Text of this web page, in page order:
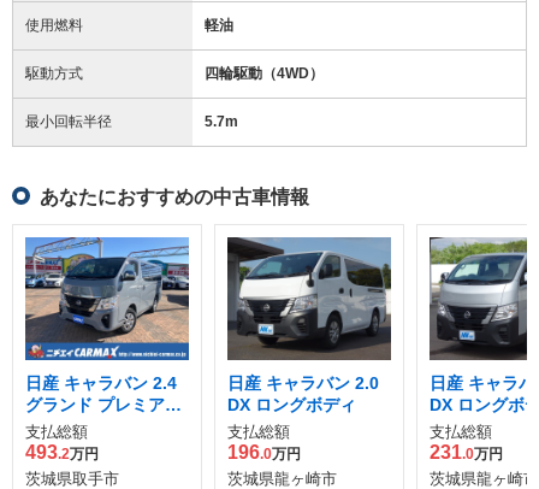
使用燃料 軽油
駆動方式 四輪駆動（4WD）
最小回転半径 5.7m
あなたにおすすめの中古車情報
日産 キャラバン 2.4
グランド プレミアム
GX ロングボディ デ
ィーゼルターボ 4WD
支払総額
493.2万円
茨城県取手市
日産 キャラバン 2.0
DX ロングボディ
支払総額
196.0万円
茨城県龍ヶ崎市
日産 キャラ
DX ロングボ
支払総額
231.0万円
茨城県龍ヶ崎市